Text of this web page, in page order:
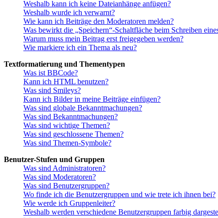
Weshalb kann ich keine Dateianhänge anfügen?
Weshalb wurde ich verwarnt?
Wie kann ich Beiträge den Moderatoren melden?
Was bewirkt die „Speichern“-Schaltfläche beim Schreiben
Warum muss mein Beitrag erst freigegeben werden?
Wie markiere ich ein Thema als neu?
Textformatierung und Thementypen
Was ist BBCode?
Kann ich HTML benutzen?
Was sind Smileys?
Kann ich Bilder in meine Beiträge einfügen?
Was sind globale Bekanntmachungen?
Was sind Bekanntmachungen?
Was sind wichtige Themen?
Was sind geschlossene Themen?
Was sind Themen-Symbole?
Benutzer-Stufen und Gruppen
Was sind Administratoren?
Was sind Moderatoren?
Was sind Benutzergruppen?
Wo finde ich die Benutzergruppen und wie trete ich ihnen bei?
Wie werde ich Gruppenleiter?
Weshalb werden verschiedene Benutzergruppen farbig